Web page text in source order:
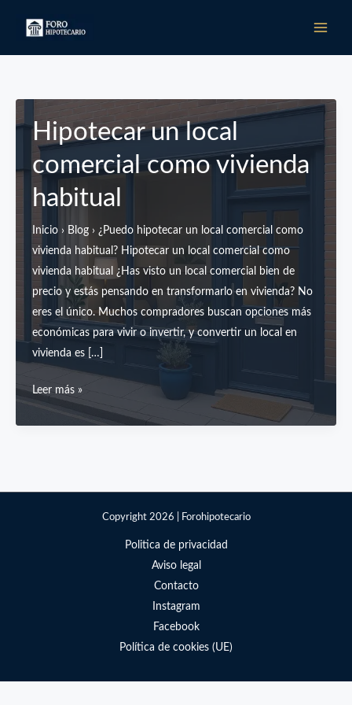
Hipotecar un local
comercial como vivienda
habitual
Inicio › Blog › ¿Puedo hipotecar un local comercial como
vivienda habitual? Hipotecar un local comercial como
vivienda habitual ¿Has visto un local comercial bien de
precio y estás pensando en transformarlo en vivienda? No
eres el único. Muchos compradores buscan opciones más
económicas para vivir o invertir, y convertir un local en
vivienda es […]
Hipotecar
vivienda
Leer más »
Copyright 2026 | Forohipotecario
Politica de privacidad
Aviso legal
Contacto
Instagram
Facebook
Política de cookies (UE)